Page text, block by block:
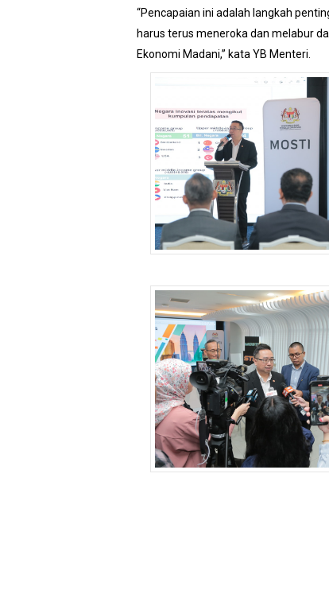
“Pencapaian ini adalah langkah
harus terus meneroka dan melabur
Ekonomi Madani,” kata YB Menteri.